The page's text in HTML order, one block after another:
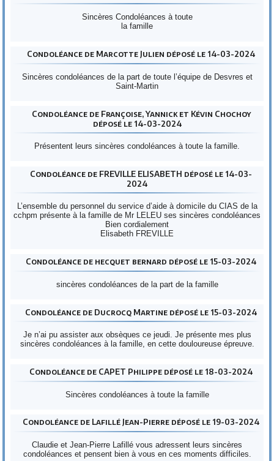
Sincères Condoléances à toute
la famille
Condoléance de Marcotte Julien déposé le 14-03-2024
Sincères condoléances de la part de toute l’équipe de Desvres et
Saint-Martin
Condoléance de Françoise, Yannick et Kévin Chochoy
déposé le 14-03-2024
Présentent leurs sincères condoléances à toute la famille.
Condoléance de FREVILLE ELISABETH déposé le 14-03-
2024
L’ensemble du personnel du service d’aide à domicile du CIAS de la
cchpm présente à la famille de Mr LELEU ses sincères condoléances
Bien cordialement
Elisabeth FREVILLE
Condoléance de hecquet bernard déposé le 15-03-2024
sincères condoléances de la part de la famille
Condoléance de Ducrocq Martine déposé le 15-03-2024
Je n’ai pu assister aux obsèques ce jeudi. Je présente mes plus
sincères condoléances à la famille, en cette douloureuse épreuve.
Condoléance de CAPET Philippe déposé le 18-03-2024
Sincères condoléances à toute la famille
Condoléance de Lafillé Jean-Pierre déposé le 19-03-2024
Claudie et Jean-Pierre Lafillé vous adressent leurs sincères
condoléances et pensent bien à vous en ces moments difficiles.